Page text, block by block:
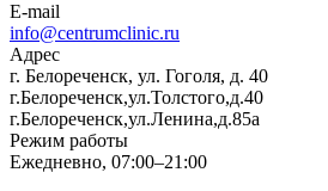
E-mail
info@centrumclinic.ru
Адрес
г. Белореченск, ул. Гоголя, д. 40
г.Белореченск,ул.Толстого,д.40
г.Белореченск,ул.Ленина,д.85а
Режим работы
Ежедневно, 07:00–21:00